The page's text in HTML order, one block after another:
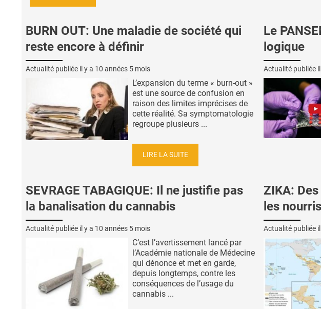
BURN OUT: Une maladie de société qui
reste encore à définir
Actualité publiée il y a 10 années 5 mois
L’expansion du terme « burn-out »
est une source de confusion en
raison des limites imprécises de
cette réalité. Sa symptomatologie
regroupe plusieurs ...
LIRE LA SUITE
Le
logique
Actualité publiée il
SEVRAGE TABAGIQUE: Il ne justifie pas
la banalisation du cannabis
Actualité publiée il y a 10 années 5 mois
C’est l’avertissement lancé par
l’Académie nationale de Médecine
qui dénonce et met en garde,
depuis longtemps, contre les
conséquences de l’usage du
cannabis ...
ZIKA:
les
Actualité publiée il